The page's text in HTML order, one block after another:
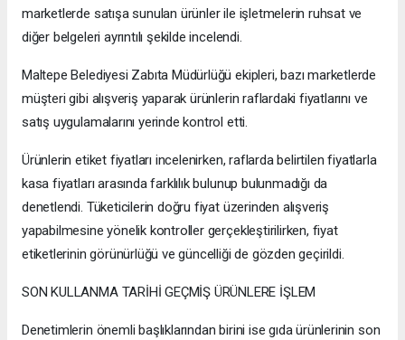
marketlerde satışa sunulan ürünler ile işletmelerin ruhsat ve
diğer belgeleri ayrıntılı şekilde incelendi.
Maltepe Belediyesi Zabıta Müdürlüğü ekipleri, bazı marketlerde
müşteri gibi alışveriş yaparak ürünlerin raflardaki fiyatlarını ve
satış uygulamalarını yerinde kontrol etti.
Ürünlerin etiket fiyatları incelenirken, raflarda belirtilen fiyatlarla
kasa fiyatları arasında farklılık bulunup bulunmadığı da
denetlendi. Tüketicilerin doğru fiyat üzerinden alışveriş
yapabilmesine yönelik kontroller gerçekleştirilirken, fiyat
etiketlerinin görünürlüğü ve güncelliği de gözden geçirildi.
SON KULLANMA TARİHİ GEÇMİŞ ÜRÜNLERE İŞLEM
Denetimlerin önemli başlıklarından birini ise gıda ürünlerinin son